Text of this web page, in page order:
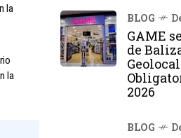
la
la
BLOG
GAME
de
2026
BLOG